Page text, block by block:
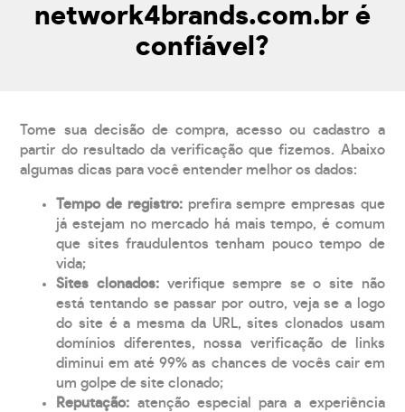
network4brands.com.br é
confiável?
Tome sua decisão de compra, acesso ou cadastro a
partir do resultado da verificação que fizemos. Abaixo
algumas dicas para você entender melhor os dados:
Tempo de registro: prefira sempre empresas que
já estejam no mercado há mais tempo, é comum
que sites fraudulentos tenham pouco tempo de
vida;
Sites clonados: verifique sempre se o site não
está tentando se passar por outro, veja se a logo
do site é a mesma da URL, sites clonados usam
domínios diferentes, nossa verificação de links
diminui em até 99% as chances de vocês cair em
um golpe de site clonado;
Reputação: atenção especial para a experiência